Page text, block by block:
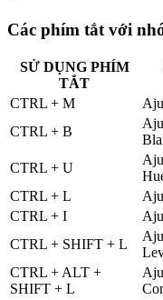
Các phím tắt với
SỬ DỤNG PHÍM
TẮT
CTRL + M
CTRL + B
CTRL + U
CTRL + L
CTRL + I
CTRL + SHIFT + L
CTRL + ALT +
SHIFT + L